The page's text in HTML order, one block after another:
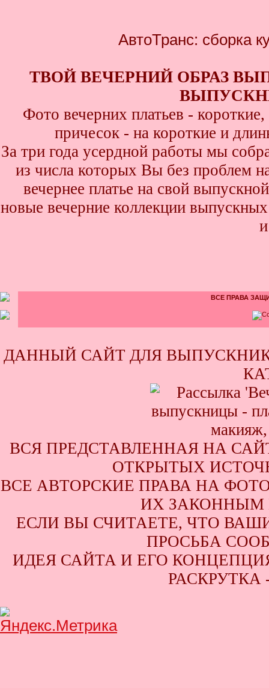
АвтоТранс: сборка
ТВОЙ ВЕЧЕРНИЙ ОБРАЗ
Фото вечерних платьев -
причесок - на короткие и
За три года усердной работы мы
из числа которых Вы без проблем
вечернее платье на свой
новые вечерние коллекции
ВСЕ ПРАВА
ДАННЫЙ САЙТ ДЛЯ
ВСЯ ПРЕДСТАВЛЕННАЯ НА
ОТКРЫТЫХ
ВСЕ АВТОРСКИЕ ПРАВА НА
ИХ ЗАКОННЫМ
ЕСЛИ ВЫ СЧИТАЕТЕ, ЧТО
ПРОСЬБА
ИДЕЯ САЙТА И ЕГО КОНЦЕПЦИЯ
РАСКРУТКА -